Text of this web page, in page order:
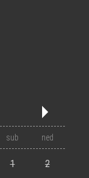
10 12
'29 '31
sub ned
1 2